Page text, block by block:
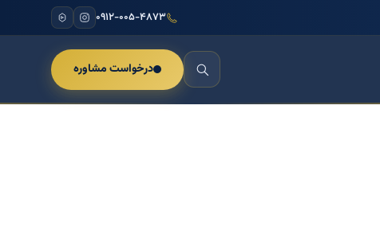
۰۹۱۲-۰۰۵-۴۸۷۳
درخواست مشاوره